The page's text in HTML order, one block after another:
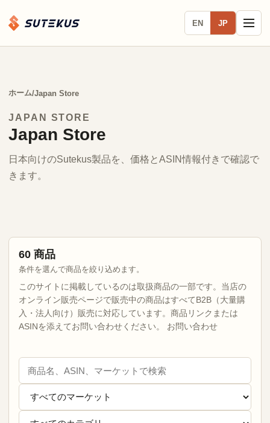
EN JP
ホーム/Japan Store
JAPAN STORE
Japan Store
日本向けのSutekus製品を、価格とASIN情報付きで確認で
きます。
60 商品
条件を選んで商品を絞り込めます。
このサイトに掲載しているのは取扱商品の一部です。当店の
オンライン販売ページで販売中の商品はすべてB2B（大量購
入・法人向け）販売に対応しています。商品リンクまたは
ASINを添えてお問い合わせください。 お問い合わせ